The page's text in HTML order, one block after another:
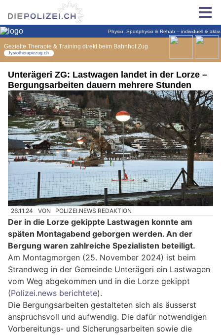
Unterägeri ZG: Lastwagen landet in der Lorze –
Bergungsarbeiten dauern mehrere Stunden
26.11.24 VON POLIZEI.NEWS REDAKTION
Der in die Lorze gekippte Lastwagen konnte am
späten Montagabend geborgen werden. An der
Bergung waren zahlreiche Spezialisten beteiligt.
Am Montagmorgen (25. November 2024) ist beim
Strandweg in der Gemeinde Unterägeri ein Lastwagen
vom Weg abgekommen und in die Lorze gekippt
(Polizei.news berichtete).
Die Bergungsarbeiten gestalteten sich als äusserst
anspruchsvoll und aufwendig. Die dafür notwendigen
Vorbereitungs- und Sicherungsarbeiten sowie die